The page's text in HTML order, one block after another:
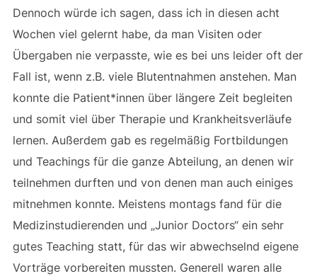
Dennoch würde ich sagen, dass ich in diesen acht
Wochen viel gelernt habe, da man Visiten oder
Übergaben nie verpasste, wie es bei uns leider oft der
Fall ist, wenn z.B. viele Blutentnahmen anstehen. Man
konnte die Patient*innen über längere Zeit begleiten
und somit viel über Therapie und Krankheitsverläufe
lernen. Außerdem gab es regelmäßig Fortbildungen
und Teachings für die ganze Abteilung, an denen wir
teilnehmen durften und von denen man auch einiges
mitnehmen konnte. Meistens montags fand für die
Medizinstudierenden und „Junior Doctors“ ein sehr
gutes Teaching statt, für das wir abwechselnd eigene
Vorträge vorbereiten mussten. Generell waren alle